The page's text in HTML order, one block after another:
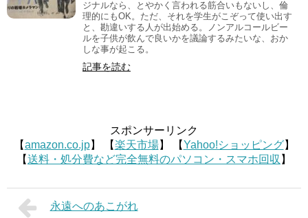
ジナルなら、とやかく言われる筋合いもないし、倫
理的にもOK。ただ、それを学生がこぞって使い出す
と、勘違いする人が出始める。ノンアルコールビー
ルを子供が飲んで良いかを議論するみたいな、おか
しな事が起こる。
記事を読む
スポンサーリンク
【amazon.co.jp】 【楽天市場】 【Yahoo!ショッピング】
【送料・処分費など完全無料のパソコン・スマホ回収 】
永遠へのあこがれ